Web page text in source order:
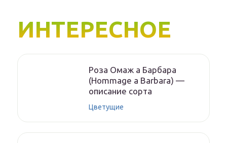
ИНТЕРЕСНОЕ
Роза Омаж а Барбара
(Hommage a Barbara) —
описание сорта
Цветущие